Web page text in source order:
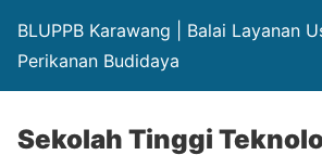
BLUPPB Karawang | Balai Layanan
Perikanan Budidaya
Sekolah Tinggi